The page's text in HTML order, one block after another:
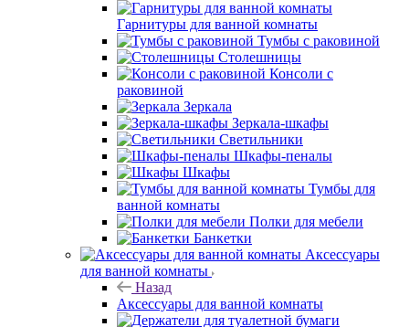
Гарнитуры для ванной комнаты
Тумбы с раковиной
Столешницы
Консоли с
раковиной
Зеркала
Зеркала-шкафы
Светильники
Шкафы-пеналы
Шкафы
Тумбы для
ванной комнаты
Полки для мебели
Банкетки
Аксессуары
для ванной комнаты
Назад
Аксессуары для ванной комнаты